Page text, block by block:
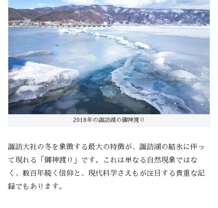
2018年の諏訪湖の御神渡り
諏訪大社の冬を象徴する最大の特徴が、諏訪湖の結氷に伴っ
て現れる「御神渡り」です。これは単なる自然現象ではな
く、数百年続く信仰と、現代科学さえもが注目する貴重な記
録でもあります。